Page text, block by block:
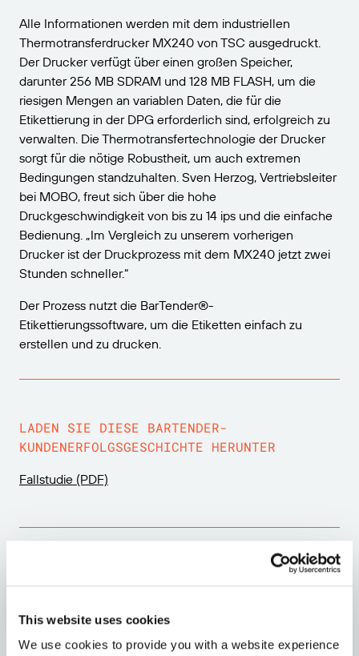
This website uses cookies
We use cookies to provide you with a website experience
Alle Informationen werden mit dem industriellen
Thermotransferdrucker MX240 von TSC ausgedruckt.
Der Drucker verfügt über einen großen Speicher,
darunter 256 MB SDRAM und 128 MB FLASH, um die
riesigen Mengen an variablen Daten, die für die
Etikettierung in der DPG erforderlich sind, erfolgreich zu
verwalten. Die Thermotransfertechnologie der Drucker
sorgt für die nötige Robustheit, um auch extremen
Bedingungen standzuhalten. Sven Herzog, Vertriebsleiter
bei MOBO, freut sich über die hohe
Druckgeschwindigkeit von bis zu 14 ips und die einfache
Bedienung. „Im Vergleich zu unserem vorherigen
Drucker ist der Druckprozess mit dem MX240 jetzt zwei
Stunden schneller.“
Der Prozess nutzt die BarTender®-
Etikettierungssoftware, um die Etiketten einfach zu
erstellen und zu drucken.
LADEN SIE DIESE BARTENDER-
KUNDENERFOLGSGESCHICHTE HERUNTER
Fallstudie (PDF)
Vertrieb kontaktieren